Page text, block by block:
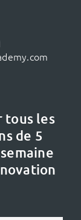
tous les
de 5